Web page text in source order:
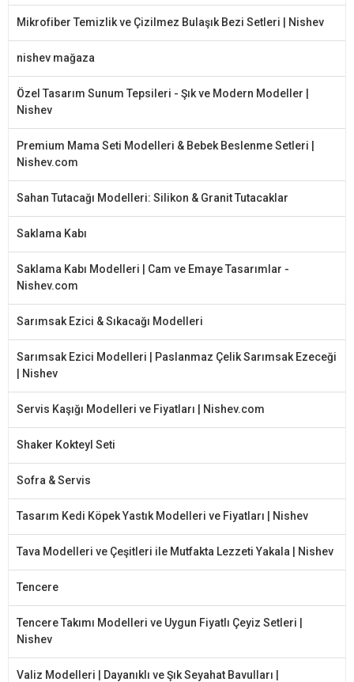
Mikrofiber Temizlik ve Çizilmez Bulaşık Bezi Setleri | Nishev
nishev mağaza
Özel Tasarım Sunum Tepsileri - Şık ve Modern Modeller |
Nishev
Premium Mama Seti Modelleri & Bebek Beslenme Setleri |
Nishev.com
Sahan Tutacağı Modelleri: Silikon & Granit Tutacaklar
Saklama Kabı
Saklama Kabı Modelleri | Cam ve Emaye Tasarımlar -
Nishev.com
Sarımsak Ezici & Sıkacağı Modelleri
Sarımsak Ezici Modelleri | Paslanmaz Çelik Sarımsak Ezeceği
| Nishev
Servis Kaşığı Modelleri ve Fiyatları | Nishev.com
Shaker Kokteyl Seti
Sofra & Servis
Tasarım Kedi Köpek Yastık Modelleri ve Fiyatları | Nishev
Tava Modelleri ve Çeşitleri ile Mutfakta Lezzeti Yakala | Nishev
Tencere
Tencere Takımı Modelleri ve Uygun Fiyatlı Çeyiz Setleri |
Nishev
Valiz Modelleri | Dayanıklı ve Şık Seyahat Bavulları |